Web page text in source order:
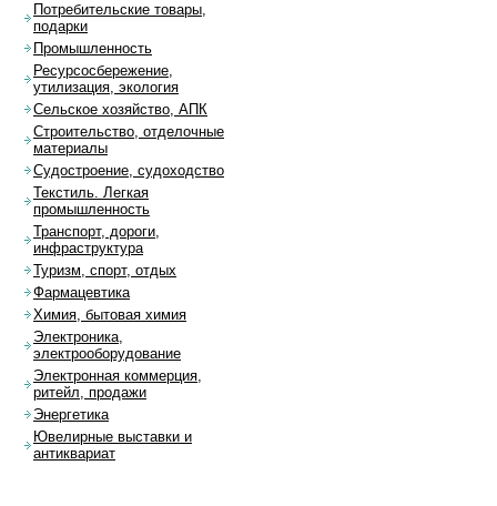
Потребительские товары,
подарки
Промышленность
Ресурсосбережение,
утилизация, экология
Сельское хозяйство, АПК
Строительство, отделочные
материалы
Судостроение, судоходство
Текстиль. Легкая
промышленность
Транспорт, дороги,
инфраструктура
Туризм, спорт, отдых
Фармацевтика
Химия, бытовая химия
Электроника,
электрооборудование
Электронная коммерция,
ритейл, продажи
Энергетика
Ювелирные выставки и
антиквариат